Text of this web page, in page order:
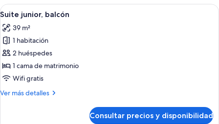
habitaciones
personas)
Abrir
todas
las
fotos
de
Suite
junior,
Una habitación de hotel moderna
15
Suite junior, balcón
39 m²
1 habitación
2 huéspedes
1 cama de matrimonio
Wifi gratis
Ver más detalles
Más
Consultar precios y disponibilidad